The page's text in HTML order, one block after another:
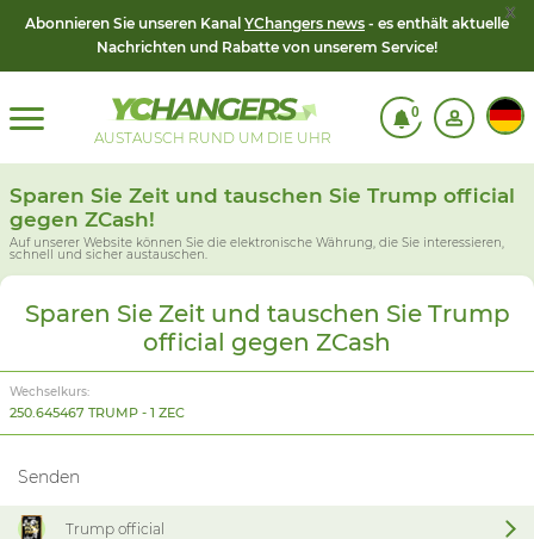
Abonnieren Sie unseren Kanal YChangers news - es enthält aktuelle
Nachrichten und Rabatte von unserem Service!
x
AUSTAUSCH RUND UM DIE UHR
0
Sparen Sie Zeit und tauschen Sie Trump official
gegen ZCash!
Auf unserer Website können Sie die elektronische Währung, die Sie interessieren,
schnell und sicher austauschen.
Sparen Sie Zeit und tauschen Sie Trump
official gegen ZCash
Wechselkurs:
250.645467 TRUMP - 1 ZEC
Senden
Trump official